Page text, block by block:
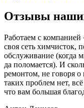
Отзывы
Работаем с
своя сеть химчисток,
обслуживание (когда
да поломается). И
ремонтом, не говоря
таких проблем нет,
что вам большая